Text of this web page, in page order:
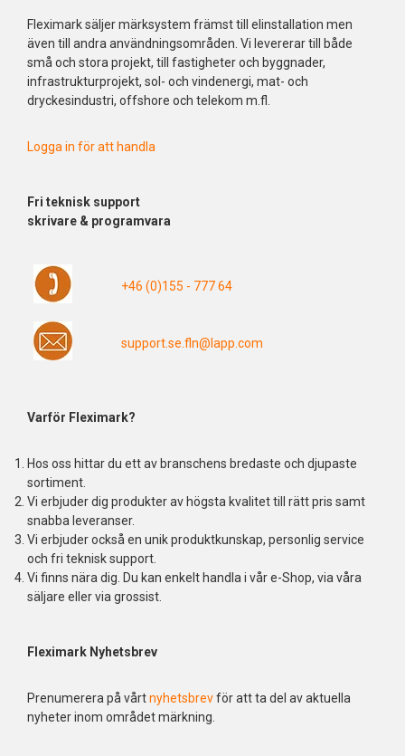
Fleximark säljer märksystem främst till elinstallation men
även till andra användningsområden. Vi levererar till både
små och stora projekt, till fastigheter och byggnader,
infrastrukturprojekt, sol- och vindenergi, mat- och
dryckesindustri, offshore och telekom m.fl.
Logga in för att handla
Fri teknisk support
skrivare & programvara
+46 (0)155 - 777 64
support.se.fln@lapp.com
Varför Fleximark?
Hos oss hittar du ett av branschens bredaste och djupaste
sortiment.
Vi erbjuder dig produkter av högsta kvalitet till rätt pris samt
snabba leveranser.
Vi erbjuder också en unik produktkunskap, personlig service
och fri teknisk support.
Vi finns nära dig. Du kan enkelt handla i vår e-Shop, via våra
säljare eller via grossist.
Fleximark Nyhetsbrev
Prenumerera på vårtnyhetsbrevför att ta del av aktuella
nyheter inom området märkning.